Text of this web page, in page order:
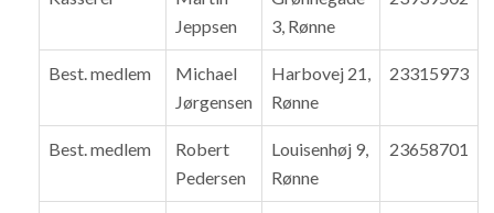
Jeppsen
3, Rønne
Best. medlem
Michael
Jørgensen
Harbovej 21,
Rønne
23315973
Best. medlem
Robert
Pedersen
Louisenhøj 9,
Rønne
23658701